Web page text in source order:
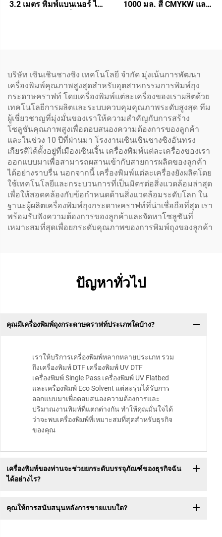
3.2 เมตร พิมพ์แบนเนอร์ ไว
1000 มล. สี CMYKW และ
บริษัท เซินเชินชางซิง เทคโนโลยี จำกัด มุ่งเน้นการพัฒนา
เครื่องพิมพ์คุณภาพสูงสุดสำหรับอุตสาหกรรมการพิมพ์ถุง
กระดาษคราฟท์ โดยเครื่องพิมพ์แต่ละเครื่องของเราผลิตด้วย
เทคโนโลยีการผลิตและระบบควบคุมคุณภาพระดับสูงสุด ทีม
ผู้เชี่ยวชาญที่มุ่งมั่นของเราให้ความสำคัญกับการสร้าง
โซลูชันคุณภาพสูงเพื่อตอบสนองความต้องการของลูกค้า
และในช่วง 10 ปีที่ผ่านมา โรงงานเซินเชินชางซิงอันทรง
เกียรติได้ตั้งอยู่ที่เมืองเซินเจิ้น เครื่องพิมพ์แต่ละเครื่องของเรา
ออกแบบมาเพื่อสามารถผสานเข้ากับสายการผลิตของลูกค้า
ได้อย่างราบรื่น นอกจากนี้ เครื่องพิมพ์แต่ละเครื่องยังผลิตโดย
ใช้เทคโนโลยีและกระบวนการที่เป็นมิตรต่อสิ่งแวดล้อมล่าสุด
เพื่อให้สอดคล้องกับข้อกำหนดด้านสิ่งแวดล้อมระดับโลก ใน
ฐานะผู้ผลิตเครื่องพิมพ์ถุงกระดาษคราฟท์ที่น่าเชื่อถือที่สุด เรา
พร้อมรับฟังความต้องการของลูกค้าและจัดหาโซลูชันที่
เหมาะสมที่สุดเพื่อยกระดับคุณภาพของการพิมพ์ถุงของลูกค้า
ปัญหาทั่วไป
คุณมีเครื่องพิมพ์ถุงกระดาษคราฟท์ประเภทใดบ้าง?
เราให้บริการเครื่องพิมพ์หลากหลายประเภท รวม
ถึงเครื่องพิมพ์ DTF เครื่องพิมพ์ UV DTF
เครื่องพิมพ์ Single Pass เครื่องพิมพ์ UV Flatbed
และเครื่องพิมพ์ Eco Solvent แต่ละรุ่นได้รับการ
ออกแบบมาเพื่อตอบสนองความต้องการและ
ปริมาณงานพิมพ์ที่แตกต่างกัน ทำให้คุณมั่นใจได้
ว่าจะพบเครื่องพิมพ์ที่เหมาะสมที่สุดสำหรับธุรกิจ
ของคุณ
เครื่องพิมพ์ของท่านจะช่วยยกระดับบรรจุภัณฑ์ของธุรกิจฉัน
ได้อย่างไร?
คุณให้การสนับสนุนหลังการขายแบบใด?